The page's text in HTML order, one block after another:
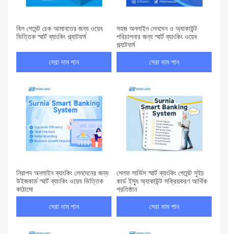
বিল পেমেন্ট চেক আমানতের জন্য ওয়েব
ভিত্তিক স্মার্ট ব্যাংকিং প্ল্যাটফর্ম
সেরা দাম পান
সহজ অনলাইন লেনদেন ও অ্যাকাউন্ট
পরিচালনার জন্য স্মার্ট ব্যাংকিং ওয়েব
প্ল্যাটফর্ম
সেরা দাম পান
নিরাপদ অনলাইন ব্যাংকিং লেনদেনের জন্য
উইজকার্ড স্মার্ট ব্যাংকিং ওয়েব ভিত্তিক
কাঠামো
সেরা দাম পান
সেলফ সার্ভিস স্মার্ট ব্যাংকিং পেমেন্ট সুইচ
কার্ড ইস্যু অ্যাকাউন্ট সক্রিয়করণ আর্থিক
প্রতিষ্ঠান
সেরা দাম পান